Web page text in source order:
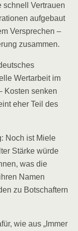
schnell Vertrauen
aufgebaut
Versprechen –
zusammen.
Wertarbeit im
Kosten senken
eher Teil des
Noch ist Miele
Stärke würde
was die
Namen
zu Botschaftern
wie aus „Immer